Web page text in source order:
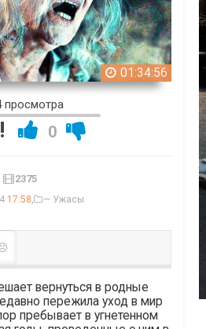
01:34:56
просмотра
0
2375
17:58, — Ужасы
вернуться в родные
пережила уход в мир
пребывает в угнетенном